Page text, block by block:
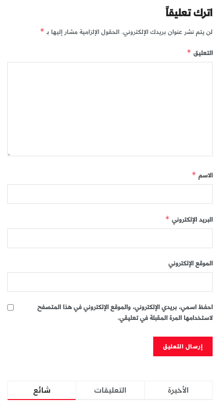
اترك تعليقاً
لن يتم نشر عنوان بريدك الإلكتروني. الحقول الإلزامية مشار إليها بـ *
التعليق *
الاسم *
البريد الإلكتروني *
الموقع الإلكتروني
احفظ اسمي، بريدي الإلكتروني، والموقع الإلكتروني في هذا المتصفح
لاستخدامها المرة المقبلة في تعليقي.
شائع التعليقات الأخيرة